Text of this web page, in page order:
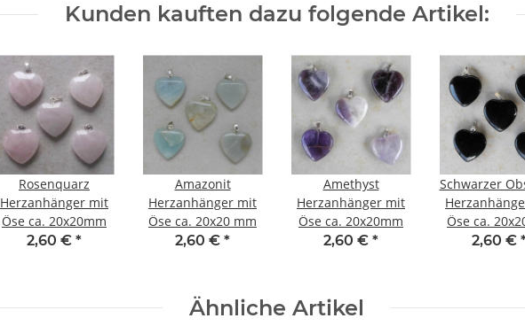
Kunden kauften dazu folgende Artikel:
Rosenquarz
Herzanhänger mit
Öse ca. 20x20mm
2,60 € *
Amazonit
Herzanhänger mit
Öse ca. 20x20 mm
2,60 € *
Amethyst
Herzanhänger mit
Öse ca. 20x20mm
2,60 € *
Schwarzer
Öse ca.
2,60 €
Ähnliche Artikel